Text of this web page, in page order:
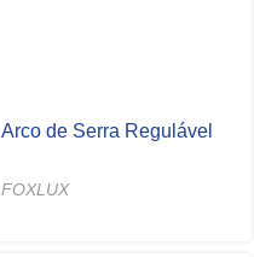
Arco de Serra Regulável
FOXLUX